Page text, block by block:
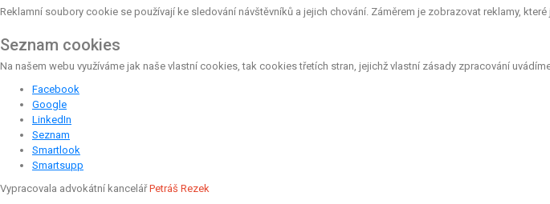
Reklamní soubory cookie se používají ke sledování návštěvníků a jejich chování. Záměrem je zobrazovat reklamy,
Seznam cookies
Na našem webu využíváme jak naše vlastní cookies, tak cookies třetích stran, jejichž vlastní zásady zpracování
Facebook
Google
LinkedIn
Seznam
Smartlook
Smartsupp
Vypracovala advokátní kancelářPetráš Rezek